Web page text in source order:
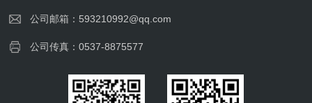
公司邮箱：593210992@qq.com
公司传真：0537-8875577